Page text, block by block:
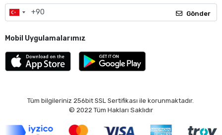
Gönder
Mobil Uygulamalarımız
Tüm bilgileriniz 256bit SSL Sertifikası ile korunmaktadır.
© 2022 Tüm Hakları Saklıdır